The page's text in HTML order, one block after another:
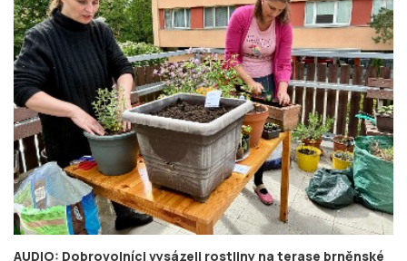
AUDIO: Dobrovolníci vysázeli rostliny na terase brněnské